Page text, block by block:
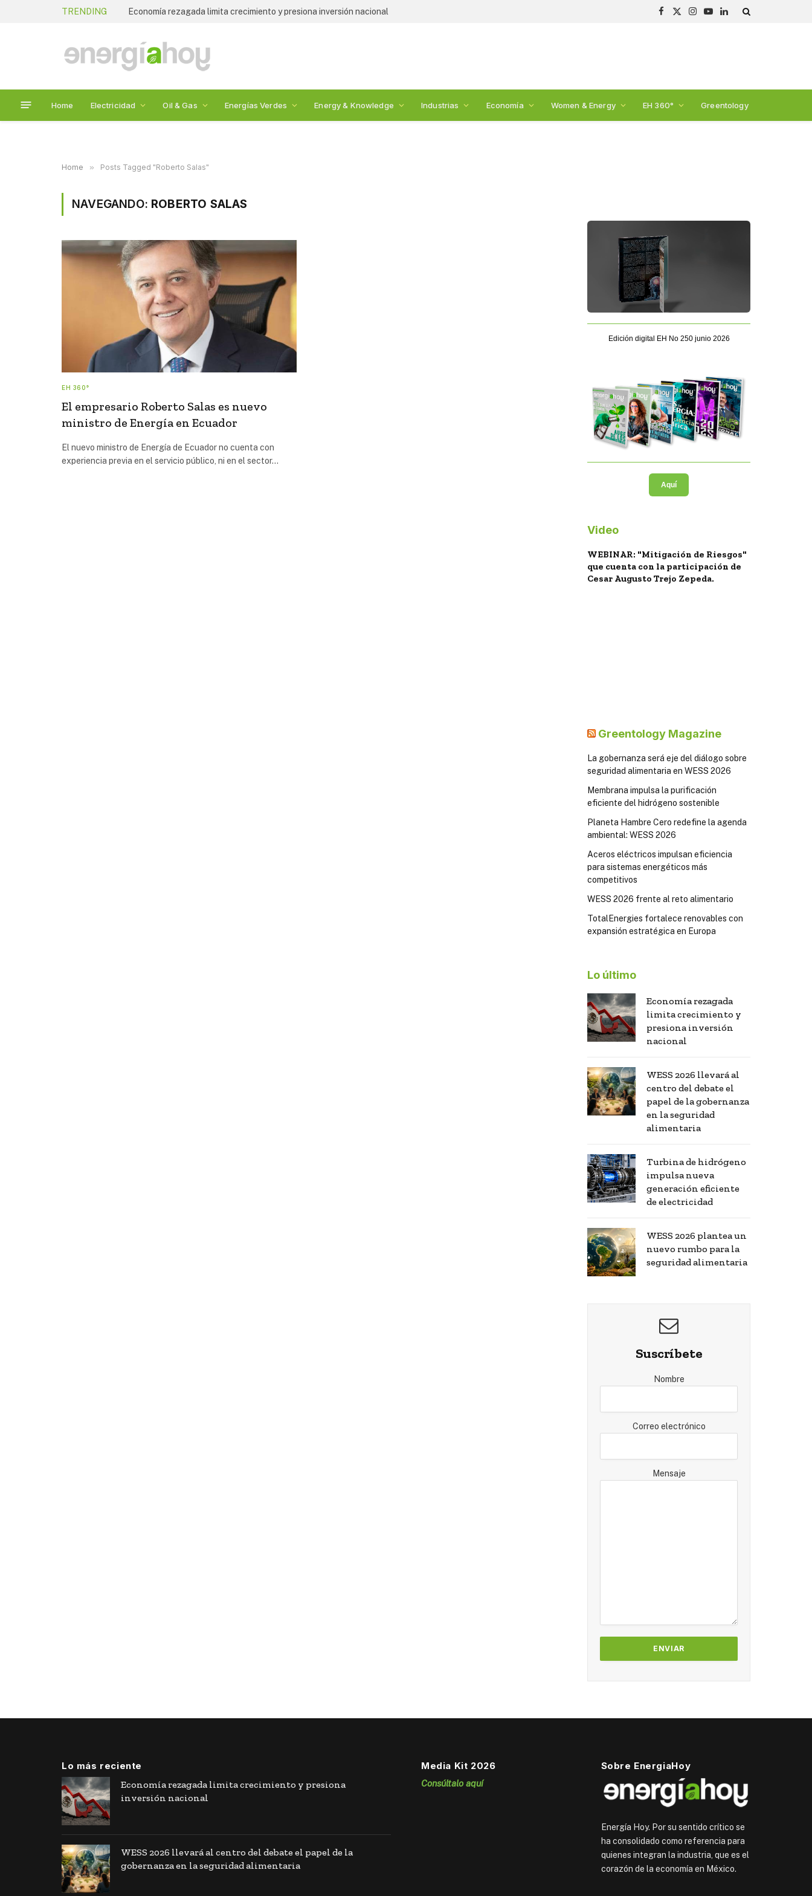
TRENDING Economía rezagada limita crecimiento y presiona inversión nacional
Facebook
X
Instagram
YouTubeLinkedIn
Home Electricidad Oil & Gas Energías Verdes Energy & Knowledge Industrias Economía Women & Energy EH 360° Greentology
Home » Posts Tagged "Roberto Salas"
NAVEGANDO: ROBERTO SALAS
EH 360°
El empresario Roberto Salas es nuevo
ministro de Energía en Ecuador
El nuevo ministro de Energía de Ecuador no cuenta con
experiencia previa en el servicio público, ni en el sector…
Edición digital EH No 250 junio 2026
Aquí
Video
WEBINAR: "Mitigación de Riesgos"
que cuenta con la participación de
Cesar Augusto Trejo Zepeda.
Greentology Magazine
La gobernanza será eje del diálogo sobre
seguridad alimentaria en WESS 2026
Membrana impulsa la purificación
eficiente del hidrógeno sostenible
Planeta Hambre Cero redefine la agenda
ambiental: WESS 2026
Aceros eléctricos impulsan eficiencia
para sistemas energéticos más
competitivos
WESS 2026 frente al reto alimentario
TotalEnergies fortalece renovables con
expansión estratégica en Europa
Lo último
Economía rezagada
limita crecimiento y
presiona inversión
nacional
WESS 2026 llevará al
centro del debate el
papel de la gobernanza
en la seguridad
alimentaria
Turbina de hidrógeno
impulsa nueva
generación eficiente
de electricidad
WESS 2026 plantea un
nuevo rumbo para la
seguridad alimentaria
Suscríbete
Nombre
Correo electrónico
Mensaje
Lo más reciente
Economía rezagada limita crecimiento y presiona
inversión nacional
WESS 2026 llevará al centro del debate el papel de la
gobernanza en la seguridad alimentaria
Media Kit 2026
Consúltalo aquí
Sobre EnergiaHoy
Energía Hoy. Por su sentido crítico se
ha consolidado como referencia para
quienes integran la industria, que es el
corazón de la economía en México.